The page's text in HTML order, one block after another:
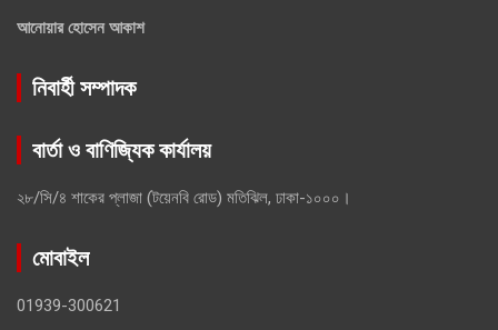
আনোয়ার হোসেন আকাশ
নিবার্হী সম্পাদক
বার্তা ও বাণিজ্যিক কার্যালয়
২৮/সি/৪ শাকের প্লাজা (টয়েনবি রোড) মতিঝিল, ঢাকা-১০০০।
মোবাইল
01939-300621